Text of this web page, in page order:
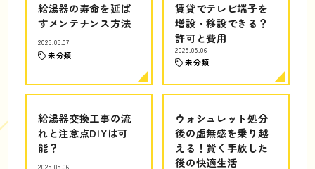
給湯器の寿命を延ば
すメンテナンス方法
2025.05.07
未分類
賃貸でテレビ端子を
増設・移設できる？
許可と費用
2025.05.06
未分類
給湯器交換工事の流
れと注意点DIYは可
能？
ウォシュレット処分
後の虚無感を乗り越
える！賢く手放した
後の快適生活